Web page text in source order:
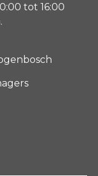
tot 16:00
.